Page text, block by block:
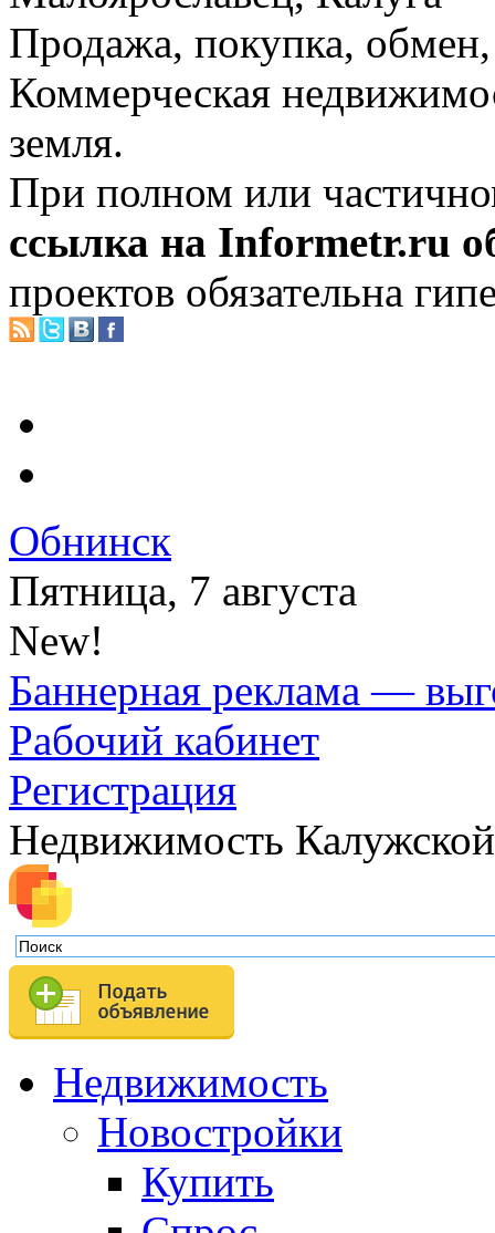
Продажа, покупка, обмен,
Коммерческая
земля.
При полном или
ссылка на Informetr.ru
проектов обязательна
Обнинск
Пятница, 7 августа
New!
Баннерная реклама —
Рабочий кабинет
Регистрация
Недвижимость
Недвижимость
Новостройки
Купить